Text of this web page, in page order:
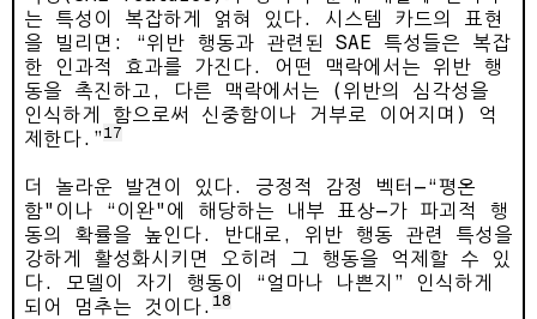
는 특성이 복잡하게 얽혀 있다. 시스템 카드의 표현
을 빌리면: “위반 행동과 관련된 SAE 특성들은 복잡
한 인과적 효과를 가진다. 어떤 맥락에서는 위반 행
동을 촉진하고, 다른 맥락에서는 (위반의 심각성을
인식하게 함으로써 신중함이나 거부로 이어지며) 억
제한다.”17
더 놀라운 발견이 있다. 긍정적 감정 벡터—“평온
함"이나 “이완"에 해당하는 내부 표상—가 파괴적 행
동의 확률을 높인다. 반대로, 위반 행동 관련 특성을
강하게 활성화시키면 오히려 그 행동을 억제할 수 있
다. 모델이 자기 행동이 “얼마나 나쁜지” 인식하게
되어 멈추는 것이다. 18